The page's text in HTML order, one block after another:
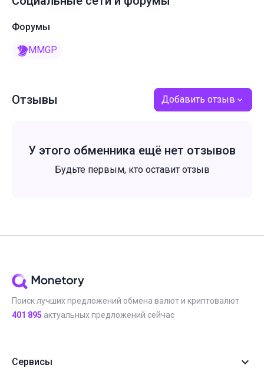
Форумы
MMGP
Отзывы Добавить отзыв
У этого обменника ещё нет отзывов
Будьте первым, кто оставит отзыв
Поиск лучших предложений обмена валют и криптовалют
401 895 актуальных предложений сейчас
Сервисы